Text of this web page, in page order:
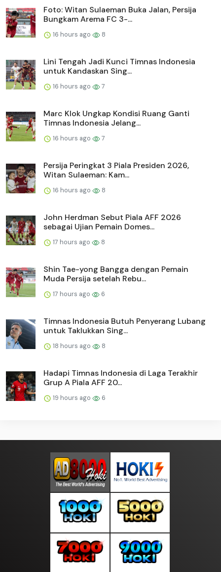
Foto: Witan Sulaeman Buka Jalan, Persija
Bungkam Arema FC 3-...
16 hours ago 8
Lini Tengah Jadi Kunci Timnas Indonesia
untuk Kandaskan Sing...
16 hours ago 7
Marc Klok Ungkap Kondisi Ruang Ganti
Timnas Indonesia Jelang...
16 hours ago 7
Persija Peringkat 3 Piala Presiden 2026,
Witan Sulaeman: Kam...
16 hours ago 8
John Herdman Sebut Piala AFF 2026
sebagai Ujian Pemain Domes...
17 hours ago 8
Shin Tae-yong Bangga dengan Pemain
Muda Persija setelah Rebu...
17 hours ago 6
Timnas Indonesia Butuh Penyerang Lubang
untuk Taklukkan Sing...
18 hours ago 8
Hadapi Timnas Indonesia di Laga Terakhir
Grup A Piala AFF 20...
19 hours ago 6